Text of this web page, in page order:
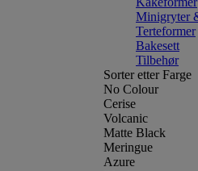
Minigryter
Terteformer
Bakesett
Tilbehør
Sorter etter Farge
No Colour
Cerise
Volcanic
Matte Black
Meringue
Azure